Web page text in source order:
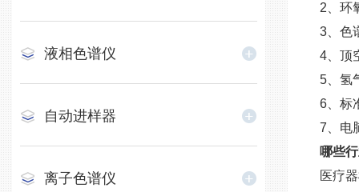
液相色谱仪
自动进样器
离子色谱仪
2、环
3、色
4、顶
5、氢
6、标
7、电
哪些
医疗